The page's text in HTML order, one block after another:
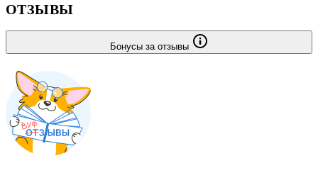
ОТЗЫВЫ
Бонусы за отзывы